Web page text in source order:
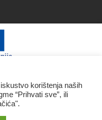
korištenja naših
“Prihvati sve”, ili